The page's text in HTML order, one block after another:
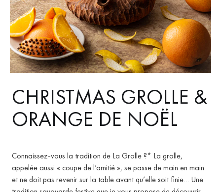
CHRISTMAS GROLLE &
ORANGE DE NOËL
Connaissez-vous la tradition de La Grolle ?* La grolle,
appelée aussi « coupe de l’amitié », se passe de main en main
et ne doit pas revenir sur la table avant qu’elle soit finie… Une